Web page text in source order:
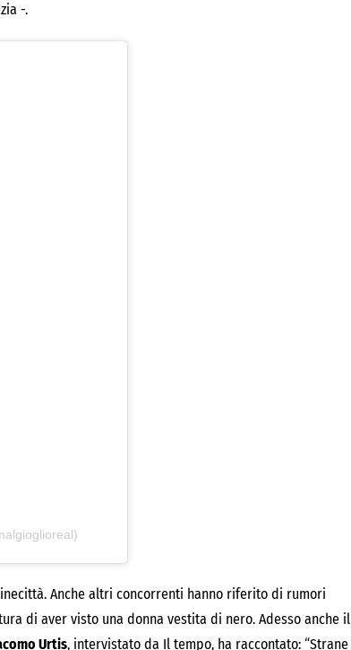
-.
Anche altri concorrenti hanno riferito di rumori
di aver visto una donna vestita di nero. Adesso anche il
Urtis, intervistato da Il tempo, ha raccontato: “Strane